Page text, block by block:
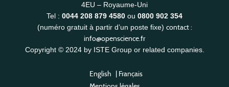
4EU – Royaume-Uni
Tel : 0044 208 879 4580 ou 0800 902 354
(numéro gratuit à partir d’un poste fixe) contact :
info@openscience.fr
Copyright © 2024 by ISTE Group or related companies.
English | Français